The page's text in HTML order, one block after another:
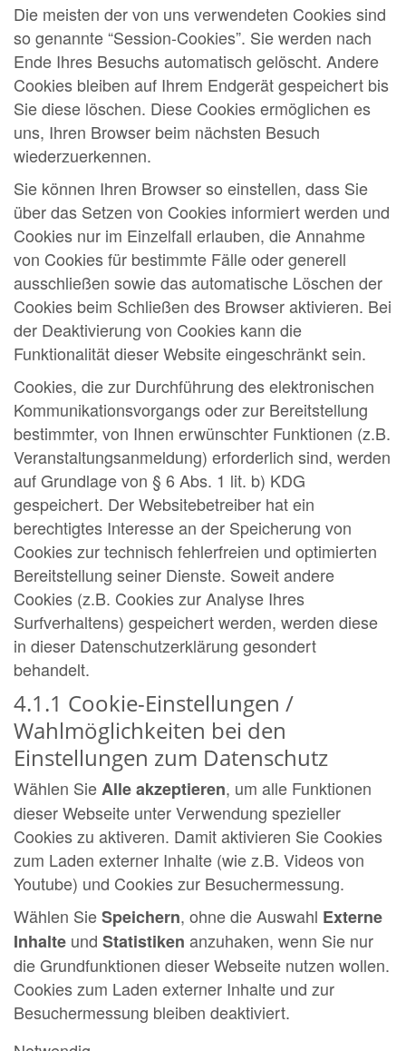
Die meisten der von uns verwendeten Cookies sind
so genannte “Session-Cookies”. Sie werden nach
Ende Ihres Besuchs automatisch gelöscht. Andere
Cookies bleiben auf Ihrem Endgerät gespeichert bis
Sie diese löschen. Diese Cookies ermöglichen es
uns, Ihren Browser beim nächsten Besuch
wiederzuerkennen.
Sie können Ihren Browser so einstellen, dass Sie
über das Setzen von Cookies informiert werden und
Cookies nur im Einzelfall erlauben, die Annahme
von Cookies für bestimmte Fälle oder generell
ausschließen sowie das automatische Löschen der
Cookies beim Schließen des Browser aktivieren. Bei
der Deaktivierung von Cookies kann die
Funktionalität dieser Website eingeschränkt sein.
Cookies, die zur Durchführung des elektronischen
Kommunikationsvorgangs oder zur Bereitstellung
bestimmter, von Ihnen erwünschter Funktionen (z.B.
Veranstaltungsanmeldung) erforderlich sind, werden
auf Grundlage von § 6 Abs. 1 lit. b) KDG
gespeichert. Der Websitebetreiber hat ein
berechtigtes Interesse an der Speicherung von
Cookies zur technisch fehlerfreien und optimierten
Bereitstellung seiner Dienste. Soweit andere
Cookies (z.B. Cookies zur Analyse Ihres
Surfverhaltens) gespeichert werden, werden diese
in dieser Datenschutzerklärung gesondert
behandelt.
4.1.1 Cookie-Einstellungen /
Wahlmöglichkeiten bei den
Einstellungen zum Datenschutz
Wählen SieAlle akzeptieren, um alle Funktionen
dieser Webseite unter Verwendung spezieller
Cookies zu aktiveren. Damit aktivieren Sie Cookies
zum Laden externer Inhalte (wie z.B. Videos von
Youtube) und Cookies zur Besuchermessung.
Wählen SieSpeichern, ohne die Auswahl Externe
Inhalte und Statistiken anzuhaken, wenn Sie nur
die Grundfunktionen dieser Webseite nutzen wollen.
Cookies zum Laden externer Inhalte und zur
Besuchermessung bleiben deaktiviert.